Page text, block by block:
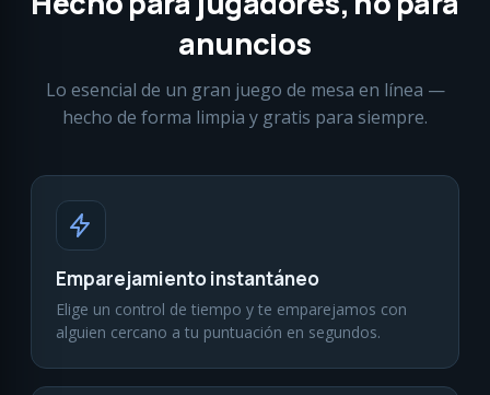
anuncios
Lo esencial de un gran juego de mesa en línea —
hecho de forma limpia y gratis para siempre.
Emparejamiento instantáneo
Elige un control de tiempo y te emparejamos con
alguien cercano a tu puntuación en segundos.